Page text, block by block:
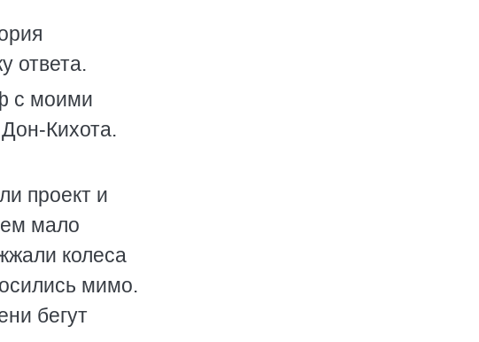
ответа.
с моими
Кихота.
проект и
мало
колеса
мимо.
бегут